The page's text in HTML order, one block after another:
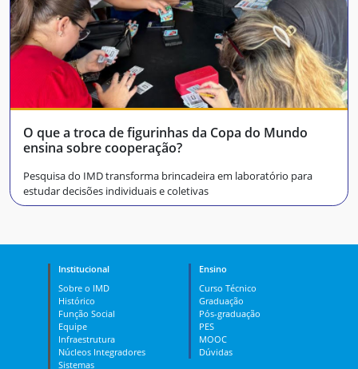
O que a troca de figurinhas da Copa do Mundo
ensina sobre cooperação?
Pesquisa do IMD transforma brincadeira em laboratório para
estudar decisões individuais e coletivas
Institucional
Sobre o IMD
Histórico
Função Social
Equipe
Infraestrutura
Núcleos Integradores
Sistemas
Ensino
Curso Técnico
Graduação
Pós-graduação
PES
MOOC
Dúvidas